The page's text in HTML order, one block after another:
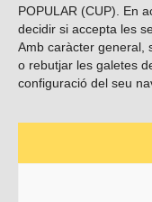
POPULAR (CUP). En
decidir si accepta les
Amb caràcter general,
o rebutjar les galetes
configuració del seu
Carrer